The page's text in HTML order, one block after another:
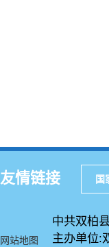
友情链接 国
网站地图
中共双柏
主办单位: